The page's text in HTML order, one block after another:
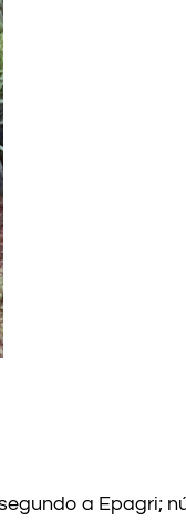
a Epagri;